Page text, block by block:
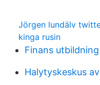
Jörgen lundälv
kinga rusin
Finans
Halytyskeskus